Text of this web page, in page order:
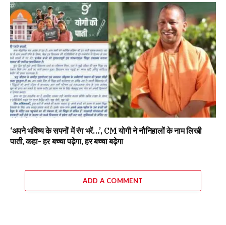
‘अपने भविष्य के सपनों में रंग भरें…’, CM योगी ने नौनिहालों के नाम लिखी
पाती, कहा- हर बच्चा पढ़ेगा, हर बच्चा बढ़ेगा
ADD A COMMENT